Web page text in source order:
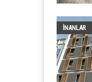
İNANLAR